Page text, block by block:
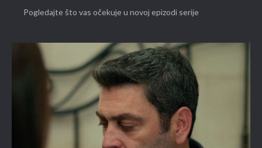
Pogledajte što vas očekuje u novoj epizodi serije